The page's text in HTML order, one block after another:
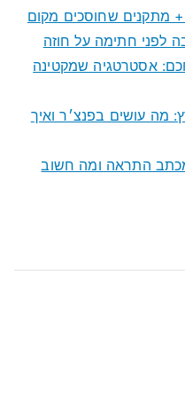
+ מתקנים שחוסכים מקום
לפני חתימה על חוזה
אסטרטגיה שמקטינה
מה עושים בפנצ׳ר ואיך
התראה ומה חשוב